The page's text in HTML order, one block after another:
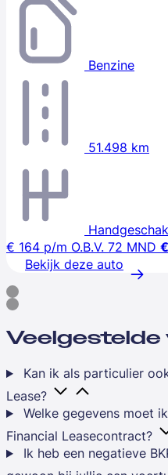
Benzine
51.498 km
€ 164 p/m O.B.V. 72 MND
Bekijk deze auto
Veelgestelde
Kan ik als particulier
Lease?
Welke gegevens moet
Financial Leasecontract?
Ik heb een negatieve